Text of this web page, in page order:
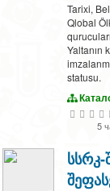
Tarixi,
Qlobal
Yaltanın
statusu.
5
სსრკ-